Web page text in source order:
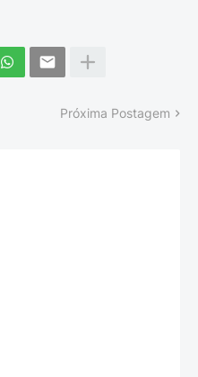
Próxima Postagem